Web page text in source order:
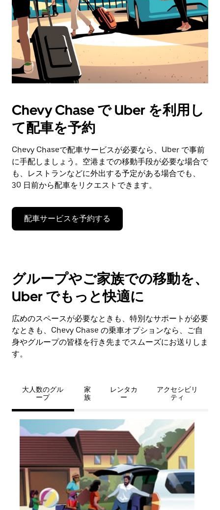
Chevy Chase で Uber を利用し
て配車を予約
Chevy Chaseで配車サービスが必要なら、Uber で事前
に手配しましょう。空港までの移動手段が必要な場合で
も、レストランなどに外出する予定がある場合でも、
30 日前から配車をリクエストできます。
配車サービスを予約する
グループやご家族での移動を、
Uber でもっと快適に
広めのスペースが必要なときも、特別なサポートが必要
なときも、Chevy Chase の乗車オプションなら、ご自
身やグループの皆様を行き先までスムーズにお送りしま
す。
大人数のグル
ープ
家
族
レンタカ
ー
アクセシビリ
ティ